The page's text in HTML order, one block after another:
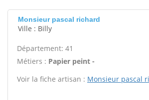
Monsieur pascal richard
Ville : Billy
Département: 41
Métiers : Papier peint -
Voir la fiche artisan : Monsieur pascal